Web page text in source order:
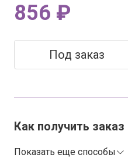
856 ₽
Под заказ
Как получить заказ
Показать еще способы